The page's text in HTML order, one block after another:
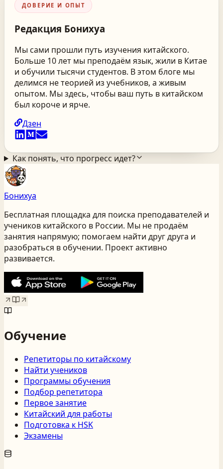
ДОВЕРИЕ И ОПЫТ
Редакция Бонихуа
Мы сами прошли путь изучения китайского.
Больше 10 лет мы преподаём язык, жили в Китае
и обучили тысячи студентов. В этом блоге мы
делимся не теорией из учебников, а живым
опытом. Мы здесь, чтобы ваш путь в китайском
был короче и ярче.
Дзен
Как понять, что прогресс идет?
Бонихуа
Бесплатная площадка для поиска преподавателей и
учеников китайского в России. Мы не продаём
занятия напрямую; помогаем найти друг друга и
разобраться в обучении. Проект активно
развивается.
Обучение
Репетиторы по китайскому
Найти учеников
Программы обучения
Подбор репетитора
Первое занятие
Китайский для работы
Подготовка к HSK
Экзамены